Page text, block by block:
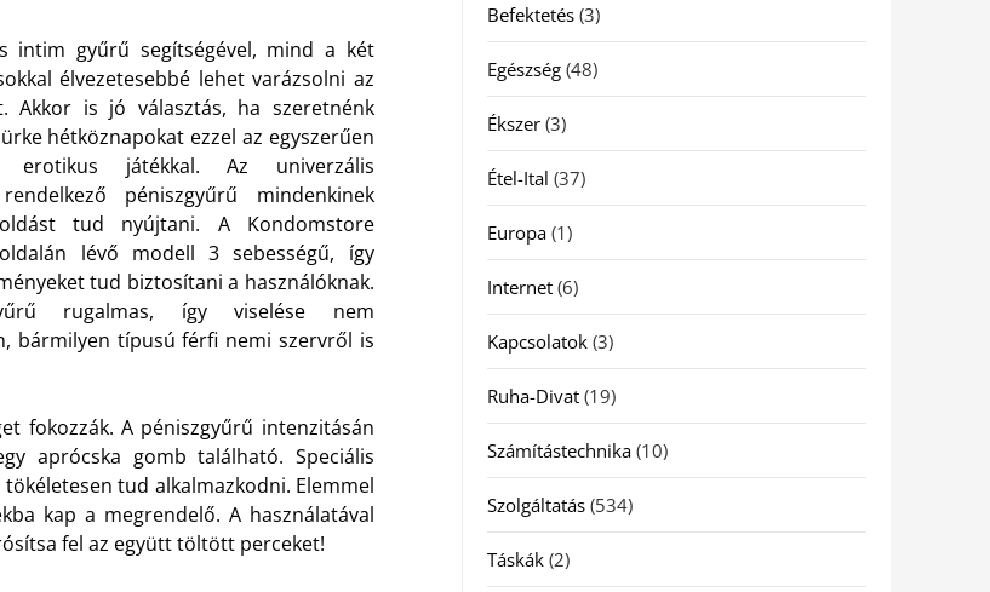
intim gyűrű segítségével, mind a két
élvezetesebbé lehet varázsolni az
Akkor is jó választás, ha szeretnénk
hétköznapokat ezzel az egyszerűen
erotikus játékkal. Az univerzális
péniszgyűrű mindenkinek
tud nyújtani. A Kondomstore
lévő modell 3 sebességű, így
tud biztosítani a használóknak.
rugalmas, így viselése nem
bármilyen típusú férfi nemi szervről is
fokozzák. A péniszgyűrű intenzitásán
aprócska gomb található. Speciális
tud alkalmazkodni. Elemmel
kap a megrendelő. A használatával
fel az együtt töltött perceket!
Befektetés(3)
Egészség(48)
Ékszer(3)
Étel-Ital (37)
Europa(1)
Internet(6)
Kapcsolatok(3)
Ruha-Divat(19)
Számítástechnika(10)
Szolgáltatás(534)
Táskák(2)